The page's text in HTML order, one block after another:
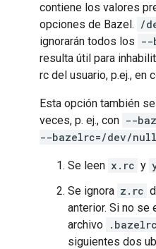
contiene los valores
opciones de Bazel. /
ignorarán todos los --
resulta útil para
rc del usuario, p.ej., en
Esta opción también
veces, p. ej., con --
--bazelrc=/dev/
Se leen x.rc y
Se ignora z.rc
anterior. Si no se
archivo .bazelrc
siguientes dos